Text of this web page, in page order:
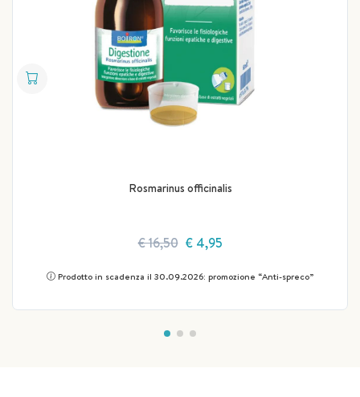
Rosmarinus officinalis
€ 16,50 € 4,95
Prodotto in scadenza il 30.09.2026: promozione “Anti-spreco”